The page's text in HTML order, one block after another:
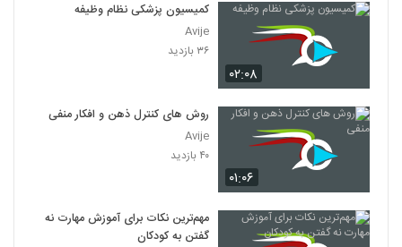
۰۲:۰۸
کمیسیون پزشکی نظام وظیفه
Avije
۳۶ بازدید
۰۱:۰۶
روش های کنترل ذهن و افکار منفی
Avije
۴۰ بازدید
مهم‌ترین نکات برای آموزش مهارت نه
گفتن به کودکان